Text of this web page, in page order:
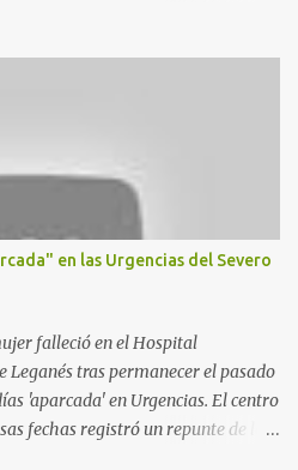
y caminos entre el estadio y Plaza
de Polvoranca, entre Leganés y
de la Hispanidad, situado frente a
calle Chile, 1, y junto al
información
en las Urgencias del Severo
falleció en el Hospital
Leganés tras permanecer el pasado
'aparcada' en Urgencias. El centro
fechas registró un repunte de las